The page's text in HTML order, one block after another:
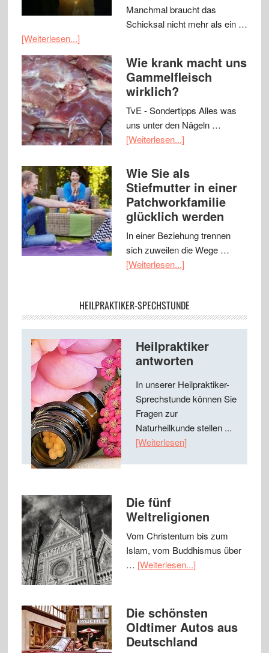
Manchmal braucht das
Schicksal nicht mehr als ein …
[Weiterlesen...]
Wie krank macht uns
Gammelfleisch
wirklich?
TvE - Sondertipps Alles was
uns unter den Nägeln …
[Weiterlesen...]
Wie Sie als
Stiefmutter in einer
Patchworkfamilie
glücklich werden
In einer Beziehung trennen
sich zuweilen die Wege …
[Weiterlesen...]
HEILPRAKTIKER-SPECHSTUNDE
Heilpraktiker
antworten
In unserer Heilpraktiker-
Sprechstunde können Sie
Fragen zur
Naturheilkunde stellen ...
[Weiterlesen]
Die fünf
Weltreligionen
Vom Christentum bis zum
Islam, vom Buddhismus über
… [Weiterlesen...]
Die schönsten
Oldtimer Autos aus
Deutschland